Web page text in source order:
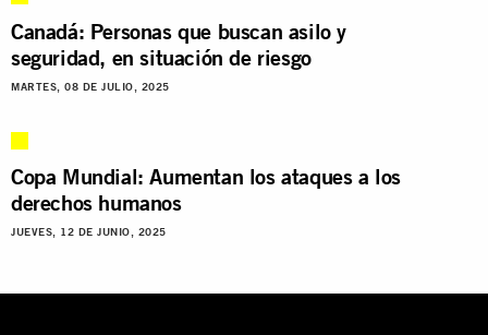
Canadá: Personas que buscan asilo y
seguridad, en situación de riesgo
MARTES, 08 DE JULIO, 2025
Copa Mundial: Aumentan los ataques a los
derechos humanos
JUEVES, 12 DE JUNIO, 2025